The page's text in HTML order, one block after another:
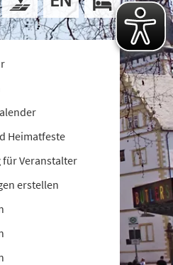
Heimatfeste
für Veranstalter
erstellen